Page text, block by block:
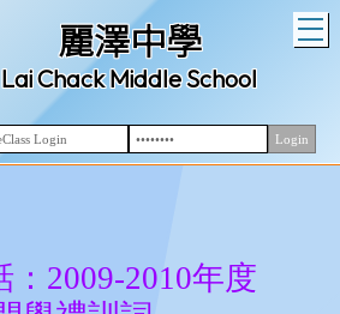
麗澤中學
Lai Chack Middle School